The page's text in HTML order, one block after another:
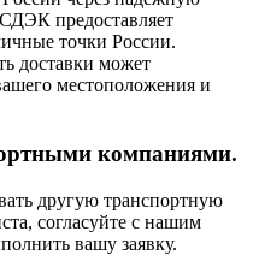
предоставляет
точки России.
доставки может
местоположения и
компаниями.
другую транспортную
согласуйте с нашим
вашу заявку.